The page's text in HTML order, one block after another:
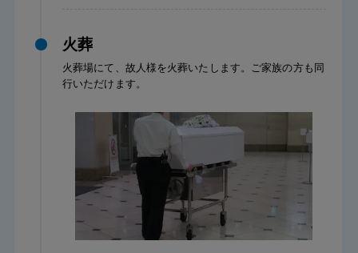
火葬
火葬場にて、故人様を火葬いたします。ご家族の方も同
行いただけます。